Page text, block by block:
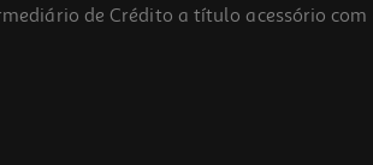
de Crédito a título acessório